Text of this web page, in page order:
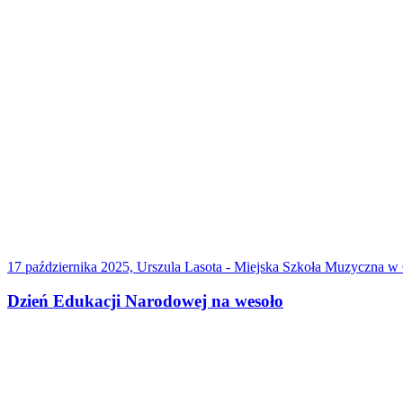
17 października 2025, Urszula Lasota - Miejska Szkoła Muzyczna
Dzień Edukacji Narodowej na wesoło